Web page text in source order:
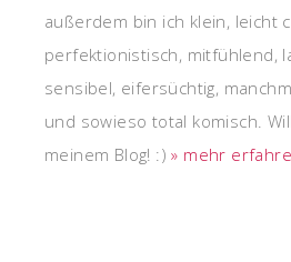
außerdem bin ich klein, leicht
perfektionistisch, mitfühlend,
sensibel, eifersüchtig,
und sowieso total komisch.
meinem Blog! :)» mehr